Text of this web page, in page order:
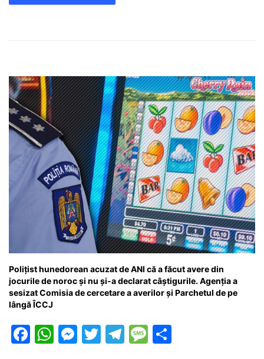
Polițist hunedorean acuzat de ANI că a făcut avere din
jocurile de noroc și nu și-a declarat câștigurile. Agenția a
sesizat Comisia de cercetare a averilor și Parchetul de pe
lângă ÎCCJ
F
W M T
T
M